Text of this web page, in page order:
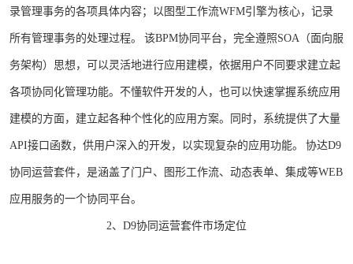
录管理事务的各项具体内容；以图型工作流WFM引擎为核心，记录
所有管理事务的处理过程。 该BPM协同平台，完全遵照SOA（面向服
务架构）思想，可以灵活地进行应用建模，依据用户不同要求建立起
各项协同化管理功能。不懂软件开发的人，也可以快速掌握系统应用
建模的方面，建立起各种个性化的应用方案。同时，系统提供了大量
API接口函数，供用户深入的开发，以实现复杂的应用功能。 协达D9
协同运营套件，是涵盖了门户、图形工作流、动态表单、集成等WEB
应用服务的一个协同平台。
2、D9协同运营套件市场定位